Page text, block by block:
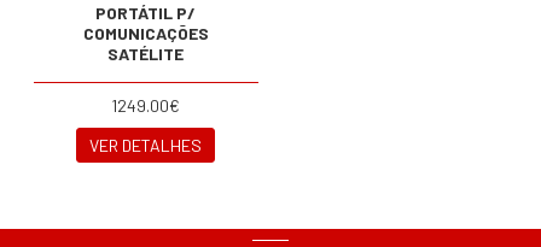
PORTÁTIL P/
COMUNICAÇÕES
SATÉLITE
1249.00€
VER DETALHES